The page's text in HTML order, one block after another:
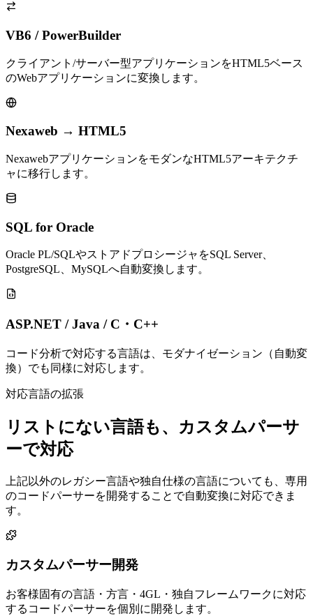
VB6 / PowerBuilder
クライアント/サーバー型アプリケーションをHTML5ベース
のWebアプリケーションに変換します。
Nexaweb → HTML5
NexawebアプリケーションをモダンなHTML5アーキテクチ
ャに移行します。
SQL for Oracle
Oracle PL/SQLやストアドプロシージャをSQL Server、
PostgreSQL、MySQLへ自動変換します。
ASP.NET / Java / C・C++
コード分析で対応する言語は、モダナイゼーション（自動変
換）でも同様に対応します。
対応言語の拡張
リストにない言語も、カスタムパーサ
ーで対応
上記以外のレガシー言語や独自仕様の言語についても、専用
のコードパーサーを開発することで自動変換に対応できま
す。
カスタムパーサー開発
お客様固有の言語・方言・4GL・独自フレームワークに対応
するコードパーサーを個別に開発します。